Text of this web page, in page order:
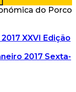
do Porco
XXVI Edição
Sexta-